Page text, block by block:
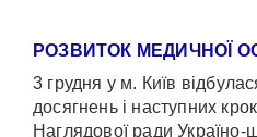
РОЗВИТОК МЕДИЧНОЇ
3 грудня у м. Київ
досягнень і наступних
Наглядової ради